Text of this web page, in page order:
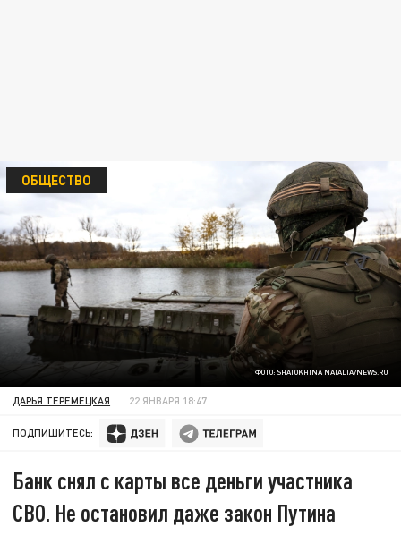
ФОТО: SHATOKHINA NATALIA/NEWS.RU
ОБЩЕСТВО
ДАРЬЯ ТЕРЕМЕЦКАЯ 22 ЯНВАРЯ 18:47
ПОДПИШИТЕСЬ:
Банк снял с карты все деньги участника
СВО. Не остановил даже закон Путина